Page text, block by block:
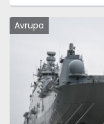
Avrupa